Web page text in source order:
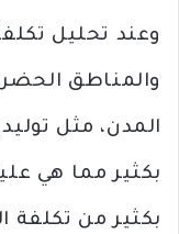
وعند تحليل
والمناطق
المدن، مثل
بكثير مما هي
بكثير من تكلفة